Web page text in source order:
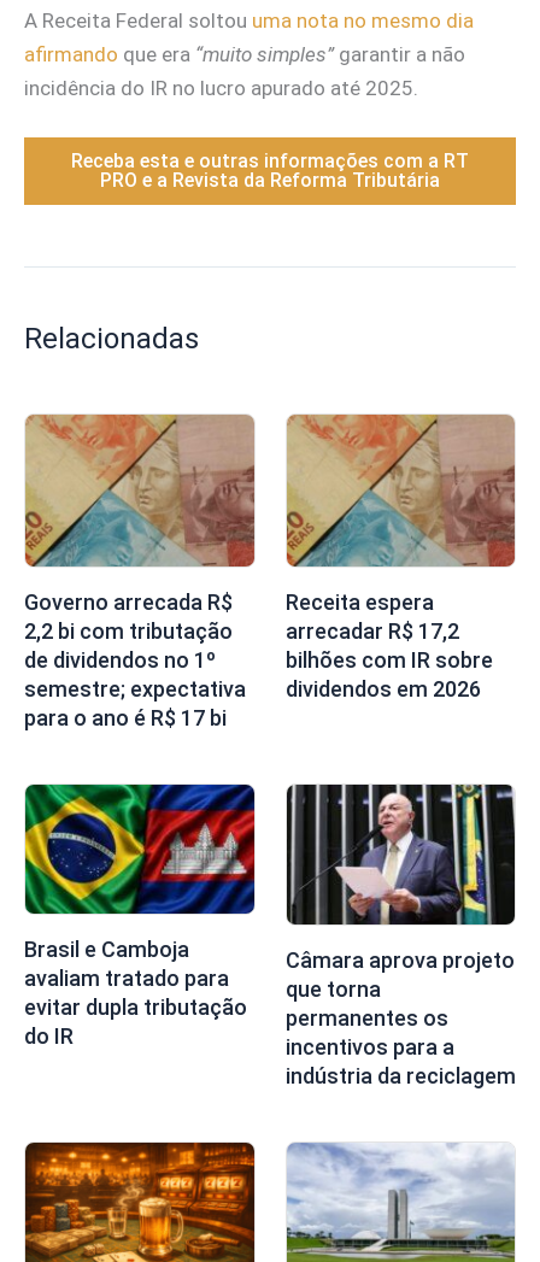
A Receita Federal soltou uma nota no mesmo dia
afirmando que era “muito simples” garantir a não
incidência do IR no lucro apurado até 2025.
Receba esta e outras informações com a RT
PRO e a Revista da Reforma Tributária
Relacionadas
Governo arrecada R$
2,2 bi com tributação
de dividendos no 1º
semestre; expectativa
para o ano é R$ 17 bi
Receita espera
arrecadar R$ 17,2
bilhões com IR sobre
dividendos em 2026
Brasil e Camboja
avaliam tratado para
evitar dupla tributação
do IR
Câmara aprova projeto
que torna
permanentes os
incentivos para a
indústria da reciclagem